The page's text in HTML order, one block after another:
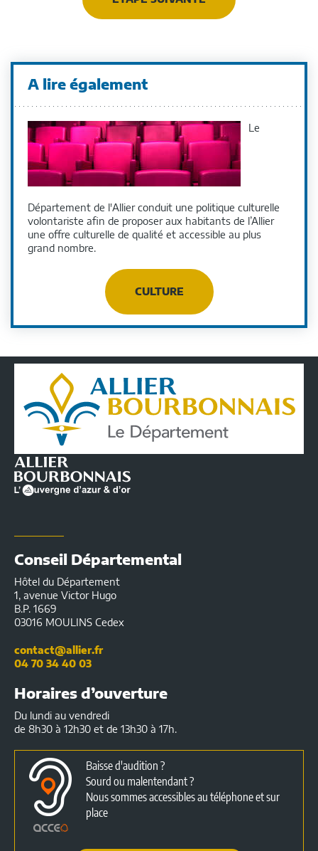
A lire également
Le
Département de l'Allier conduit une politique culturelle
volontariste afin de proposer aux habitants de l’Allier
une offre culturelle de qualité et accessible au plus
grand nombre.
CULTURE
Conseil
Départemental
de
l'Allier
Infos
Conseil Départemental
Hôtel du Département
1, avenue Victor Hugo
B.P. 1669
03016 MOULINS Cedex
contact@allier.fr
04 70 34 40 03
Horaires d’ouverture
Du lundi au vendredi
de 8h30 à 12h30 et de 13h30 à 17h.
Baisse d'audition ?
Sourd ou malentendant ?
Nous sommes accessibles au téléphone et sur
place